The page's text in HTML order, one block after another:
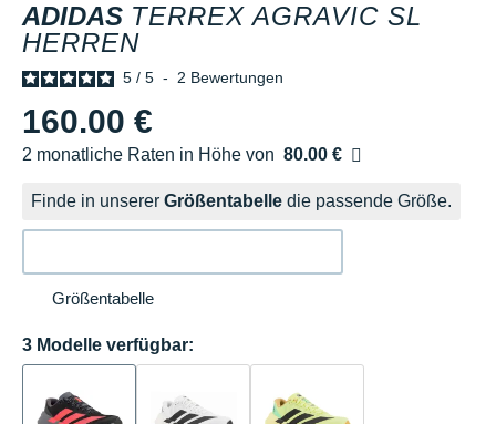
ADIDAS TERREX AGRAVIC SL
HERREN
5 / 5 - 2 Bewertungen
160.00 €
2 monatliche Raten in Höhe von 80.00 €
Ohne Zusatzkosten
Finde in unserer Größentabelle die passende Größe.
Größentabelle
3 Modelle verfügbar: